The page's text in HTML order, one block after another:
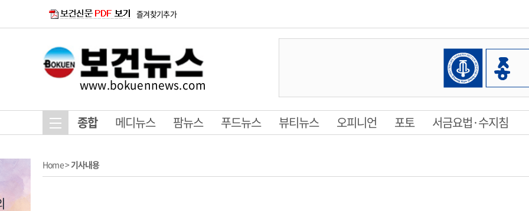
즐겨찾기추가
www.bokuennews.com
종합 메디뉴스 팜뉴스 푸드뉴스 뷰티뉴스 오피니언 포토 서금요법·수지침
Home>기사내용